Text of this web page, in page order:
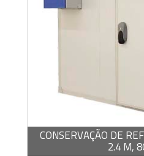
CONSERVAÇÃO DE
2.4 M,
PDF /